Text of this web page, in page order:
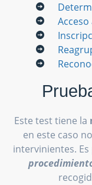
Este test tiene la
en este caso
intervinientes.